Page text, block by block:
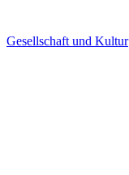
Gesellschaft und Kultur